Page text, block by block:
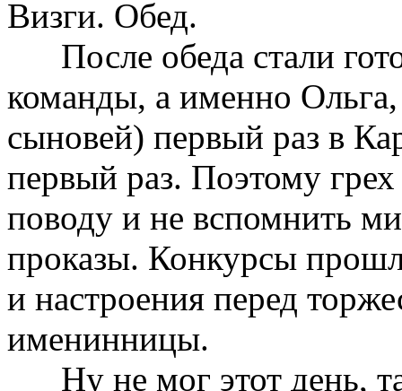
Визги. Обед.
После обеда стали
команды, а именно
сыновей) первый раз в
первый раз. Поэтому
поводу и не вспомнить
проказы. Конкурсы
и настроения перед
именинницы.
Ну не мог этот день,